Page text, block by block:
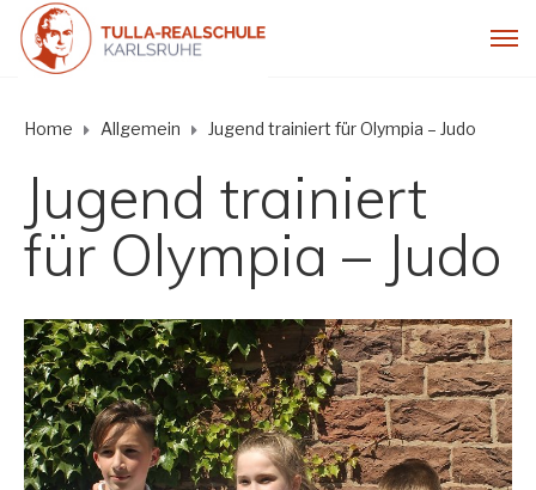
Home Allgemein Jugend trainiert für Olympia – Judo
Jugend trainiert
für Olympia – Judo